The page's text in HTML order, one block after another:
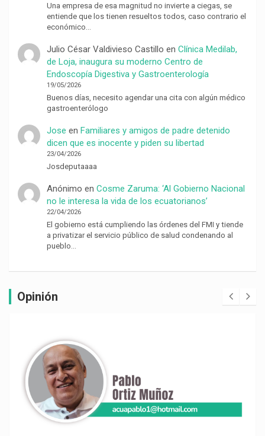
Una empresa de esa magnitud no invierte a ciegas, se
entiende que los tienen resueltos todos, caso contrario el
económico…
Julio César Valdivieso Castillo en Clínica Medilab,
de Loja, inaugura su moderno Centro de
Endoscopía Digestiva y Gastroenterología
19/05/2026
Buenos días, necesito agendar una cita con algún médico
gastroenterólogo
Jose en Familiares y amigos de padre detenido
dicen que es inocente y piden su libertad
23/04/2026
Josdeputaaaa
Anónimo en Cosme Zaruma: ‘Al Gobierno Nacional
no le interesa la vida de los ecuatorianos’
22/04/2026
El gobierno está cumpliendo las órdenes del FMI y tiende
a privatizar el servicio público de salud condenando al
pueblo…
Opinión